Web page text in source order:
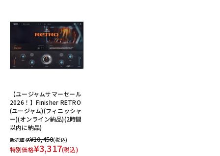
【ユージャムサマーセール
2026！】Finisher RETRO
(ユージャム)(フィニッシャ
ー)(オンライン納品)(2時間
以内に納品)
販売価格¥10,450(税込)
特別価格¥3,317(税込)